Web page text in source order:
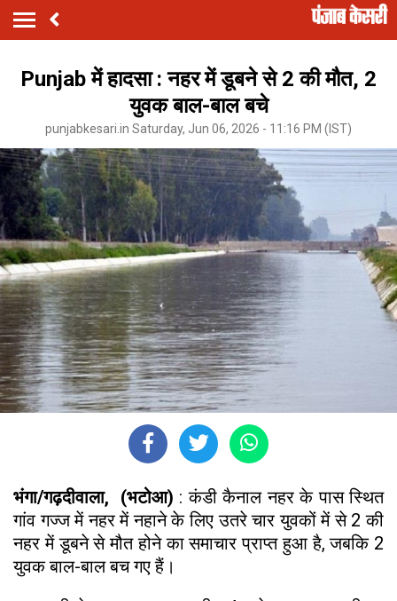
Punjab में हादसा : नहर में डूबने से 2 की मौत, 2
युवक बाल-बाल बचे
punjabkesari.in Saturday, Jun 06, 2026 - 11:16 PM (IST)
भंगा/गढ़दीवाला, (भटोआ) : कंडी कैनाल नहर के पास स्थित
गांव गज्ज में नहर में नहाने के लिए उतरे चार युवकों में से 2 की
नहर में डूबने से मौत होने का समाचार प्राप्त हुआ है, जबकि 2
युवक बाल-बाल बच गए हैं।